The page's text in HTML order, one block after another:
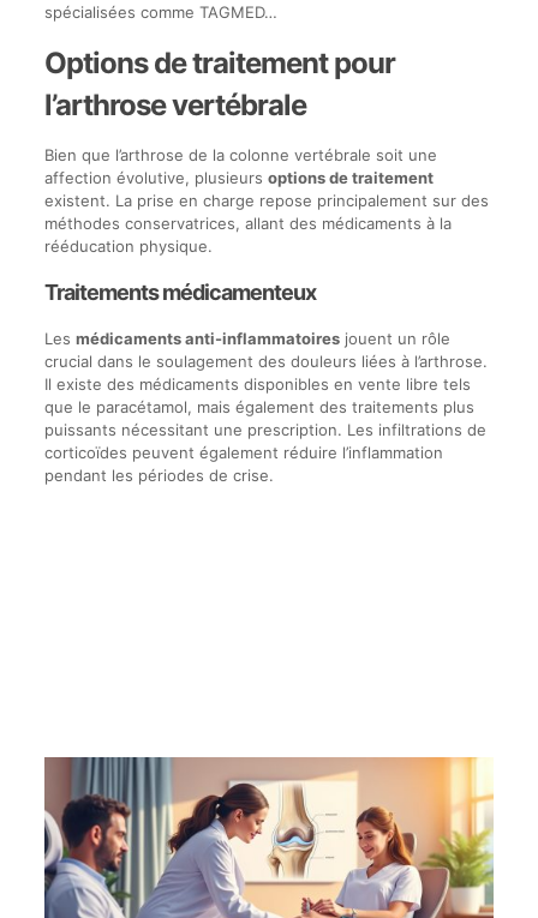
spécialisées comme TAGMED…
Options de traitement pour
l’arthrose vertébrale
Bien que l’arthrose de la colonne vertébrale soit une
affection évolutive, plusieurs options de traitement
existent. La prise en charge repose principalement sur des
méthodes conservatrices, allant des médicaments à la
rééducation physique.
Traitements médicamenteux
Les médicaments anti-inflammatoiresjouent un rôle
crucial dans le soulagement des douleurs liées à l’arthrose.
Il existe des médicaments disponibles en vente libre tels
que le paracétamol, mais également des traitements plus
puissants nécessitant une prescription. Les infiltrations de
corticoïdes peuvent également réduire l’inflammation
pendant les périodes de crise.